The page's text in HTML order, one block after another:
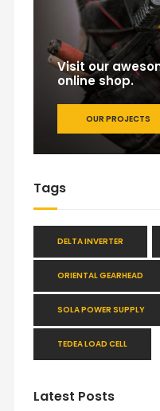
Visit our
online shop.
OUR PROJECTS
Tags
DELTA INVERTER
ORIENTAL GEARHEAD
SOLA POWER SUPPLY
TEDEA LOAD CELL
Latest Posts